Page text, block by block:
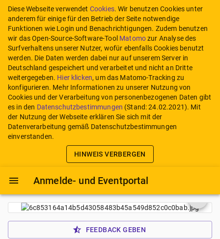
Diese Webseite verwendet Cookies. Wir benutzen Cookies unter
anderem für einige für den Betrieb der Seite notwendige
Funktionen wie Login und Benachrichtigungen. Zudem benutzen
wir das Open-Source-Software-Tool Matomozur Analyse des
Surfverhaltens unserer Nutzer, wofür ebenfalls Cookies benutzt
werden. Die Daten werden dabei nur auf unserem Server in
Deutschland gespeichert und verarbeitet und nicht an Dritte
weitergegeben. Hier klicken, um das Matomo-Tracking zu
konfigurieren. Mehr Informationen zu unserer Nutzung von
Cookies und der Verarbeitung von personenbezogenen Daten gibt
es in den Datenschutzbestimmungen (Stand:24.02.2021). Mit
der Nutzung der Webseite erklären Sie sich mit der
Datenverarbeitung gemäß Datenschutzbestimmungen
einverstanden.
HINWEIS VERBERGEN
Anmelde- und Eventportal
FEEDBACK GEBEN